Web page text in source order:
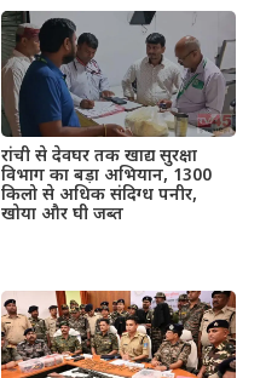
रांची से देवघर तक खाद्य सुरक्षा
विभाग का बड़ा अभियान, 1300
किलो से अधिक संदिग्ध पनीर,
खोया और घी जब्त